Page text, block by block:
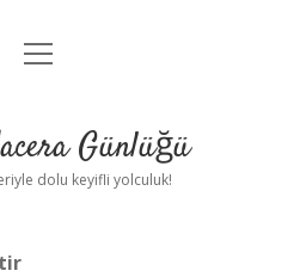
Anasayfa
Uyarı
menüyü
Günlüğü
dolu keyifli yolculuk!